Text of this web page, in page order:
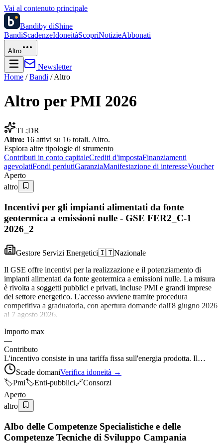
Vai al contenuto principale
Bandiby diShine
BandiScadenzeIdoneitàScopriNotizieAbbonati
Altro
Newsletter
Home /Bandi /Altro
Altro per PMI 2026
TL;DR
Altro: 16 attivi su 16 totali. Altro.
Esplora altre tipologie di strumento
Contributi in conto capitaleCrediti d'impostaFinanziamenti
agevolatiFondi perdutiGaranziaManifestazione di interesseVoucher
Aperto
altro
Incentivi per gli impianti alimentati da fonte
geotermica a emissioni nulle - GSE FER2_C-1
2026_2
Gestore Servizi Energetici🇮🇹Nazionale
Il GSE offre incentivi per la realizzazione e il potenziamento di
impianti alimentati da fonte geotermica a emissioni nulle. La misura
è rivolta a soggetti pubblici e privati, incluse PMI e grandi imprese
del settore energetico. L'accesso avviene tramite procedura
competitiva a graduatoria, con apertura domande dall'8 giugno 2026
al 7 agosto 2026.
Importo max
—
Contributo
L'incentivo consiste in una tariffa fissa sull'energia prodotta. Il…
Scade domaniVerifica idoneità →
🏷️Pmi🏷️Enti-pubblici🔗Consorzi
Aperto
altro
Albo delle Competenze Specialistiche e delle
Competenze Tecniche di Sviluppo Campania